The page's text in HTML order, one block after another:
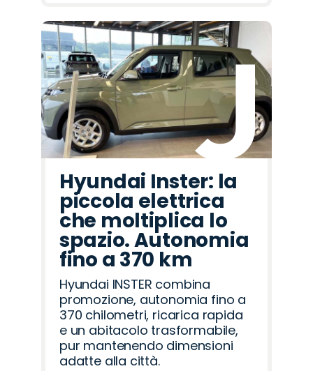
Hyundai Inster: la
piccola elettrica
che moltiplica lo
spazio. Autonomia
fino a 370 km
Hyundai INSTER combina
promozione, autonomia fino a
370 chilometri, ricarica rapida
e un abitacolo trasformabile,
pur mantenendo dimensioni
adatte alla città.